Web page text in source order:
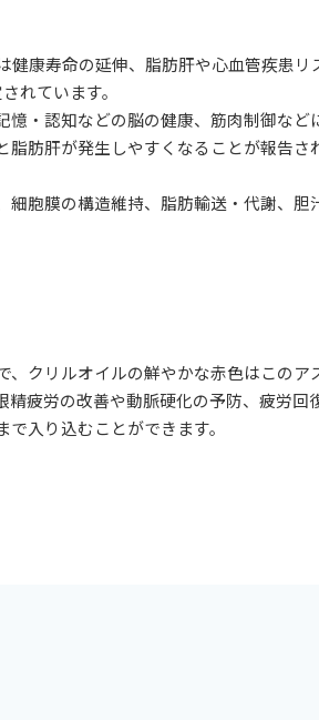
康寿命の延伸、脂肪肝や心血管疾患リ
れています。
・認知などの脳の健康、筋肉制御など
脂肪肝が発生しやすくなることが報告さ
胞膜の構造維持、脂肪輸送・代謝、胆
クリルオイルの鮮やかな赤色はこのア
疲労の改善や動脈硬化の予防、疲労回
入り込むことができます。